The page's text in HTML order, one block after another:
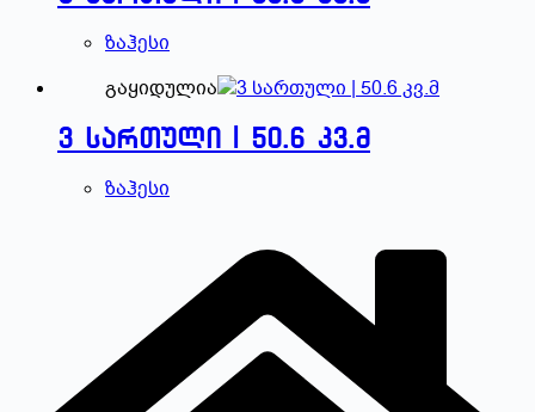
ზაჰესი
გაყიდულია
3 სართული | 50.6 კვ.მ
ზაჰესი